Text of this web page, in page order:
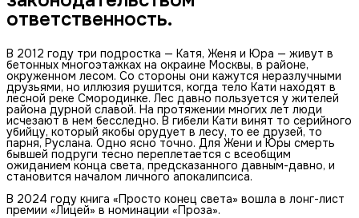
ответственность.
В 2012 году три подростка — Катя, Женя и Юра — живут в
бетонных многоэтажках на окраине Москвы, в районе,
окруженном лесом. Со стороны они кажутся неразлучными
друзьями, но иллюзия рушится, когда тело Кати находят в
лесной реке Смородинке. Лес давно пользуется у жителей
района дурной славой. На протяжении многих лет люди
исчезают в нем бесследно. В гибели Кати винят то серийного
убийцу, который якобы орудует в лесу, то ее друзей, то
парня, Руслана. Одно ясно точно. Для Жени и Юры смерть
бывшей подруги тесно переплетается с всеобщим
ожиданием конца света, предсказанного давным-давно, и
становится началом личного апокалипсиса.
В 2024 году книга «Просто конец света» вошла в лонг-лист
премии «Лицей» в номинации «Проза».